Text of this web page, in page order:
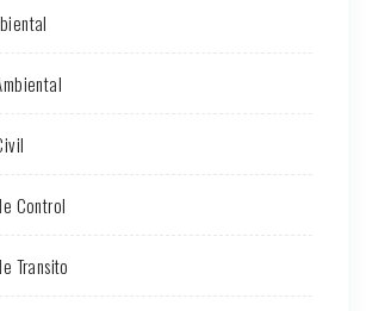
Control
Transito